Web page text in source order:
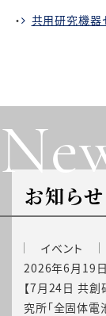
・
共用研究機器
お知らせ
イベント
2026年6月19日
【7月24日 共創
究所「全固体